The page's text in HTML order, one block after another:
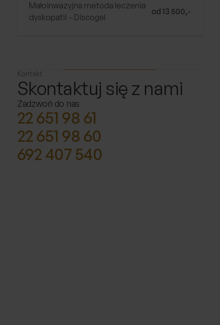
Małoinwazyjna metoda leczenia
dyskopatii – Discogel
od 13 500,-
Skontaktuj się z nami
Zadzwoń do nas
22 651 98 61
22 651 98 60
692 407 540